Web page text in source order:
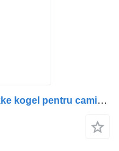
Întinzător servodirecţie DAF dikke kogel pentru camion DAF cf 85